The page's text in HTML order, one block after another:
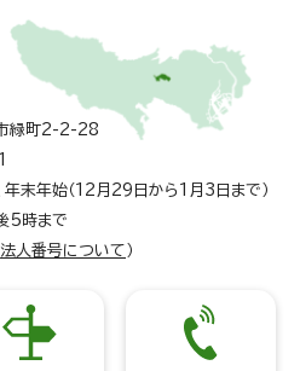
緑町2-2-28
年末年始（12月29日から1月3日まで）
5時まで
法人番号について ）